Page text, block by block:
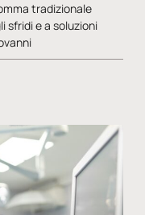
tradizionale
sfridi e a soluzioni